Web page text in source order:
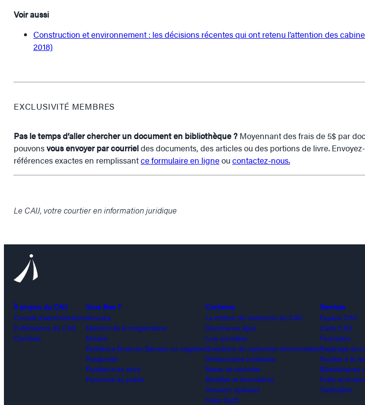
Voir aussi
Construction et environnement : les décisions récentes qui ont retenu l’attention des
2018)
EXCLUSIVITÉ MEMBRES
Pas le temps d’aller chercher un document en bibliothèque ? Moyennant des frais de 5$ par
pouvonsvous envoyer par courrieldes documents, des articles ou des portions de livre.
références exactes en remplissantce formulaire en ligneoucontactez-nous.
Le CAIJ, votre courtier en information juridique
À propos du CAIJ
Conseil d’administration
Publications du CAIJ
Carrières
Vous êtes ?
Avocat.e
Membre de la magistrature
Notaire
Étudiant.e École du Barreau ou stagiaire
Parajuriste
Étudiant.e en droit
Personne du public
Contenus
Le moteur de recherche du CAIJ
Doctrine en ligne
Lois annotées
Questions de recherche documentées
Dictionnaires juridiques
Bases de données
Modèles et formulaires
Dossiers spéciaux
Index Scott
Services
Espace CAIJ
Carte CAIJ
Formation
Repérage
Soutien à la
Bibliothèques
Prêts et
Tarification